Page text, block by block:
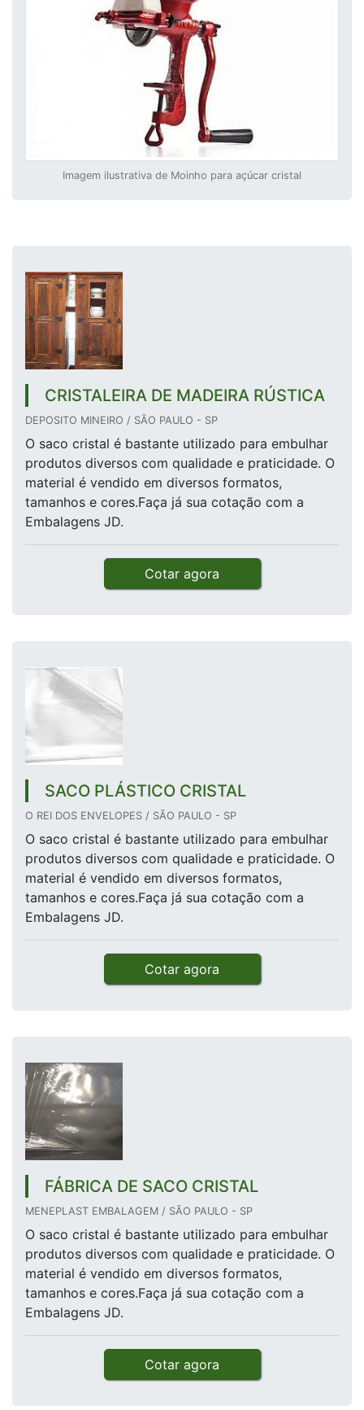
Imagem ilustrativa de Moinho para açúcar cristal
CRISTALEIRA DE MADEIRA RÚSTICA
DEPOSITO MINEIRO / SÃO PAULO - SP
O saco cristal é bastante utilizado para embulhar
produtos diversos com qualidade e praticidade. O
material é vendido em diversos formatos,
tamanhos e cores.Faça já sua cotação com a
Embalagens JD.
Cotar agora
SACO PLÁSTICO CRISTAL
O REI DOS ENVELOPES / SÃO PAULO - SP
O saco cristal é bastante utilizado para embulhar
produtos diversos com qualidade e praticidade. O
material é vendido em diversos formatos,
tamanhos e cores.Faça já sua cotação com a
Embalagens JD.
Cotar agora
FÁBRICA DE SACO CRISTAL
MENEPLAST EMBALAGEM / SÃO PAULO - SP
O saco cristal é bastante utilizado para embulhar
produtos diversos com qualidade e praticidade. O
material é vendido em diversos formatos,
tamanhos e cores.Faça já sua cotação com a
Embalagens JD.
Cotar agora